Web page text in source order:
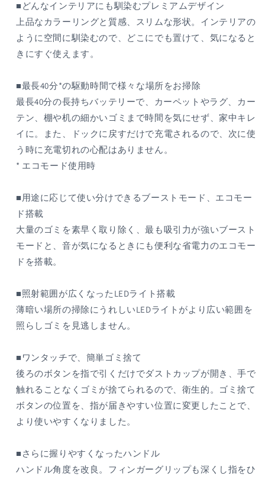
■どんなインテリアにも馴染むプレミアムデザイン
上品なカラーリングと質感、スリムな形状。インテリアの
ように空間に馴染むので、どこにでも置けて、気になると
きにすぐ使えます。
■最長40分*の駆動時間で様々な場所をお掃除
最長40分の長持ちバッテリーで、カーペットやラグ、カー
テン、棚や机の細かいゴミまで時間を気にせず、家中キレ
イに。また、ドックに戻すだけで充電されるので、次に使
う時に充電切れの心配はありません。
* エコモード使用時
■用途に応じて使い分けできるブーストモード、エコモー
ド搭載
大量のゴミを素早く取り除く、最も吸引力が強いブースト
モードと、音が気になるときにも便利な省電力のエコモー
ドを搭載。
■照射範囲が広くなったLEDライト搭載
薄暗い場所の掃除にうれしいLEDライトがより広い範囲を
照らしゴミを見逃しません。
■ワンタッチで、簡単ゴミ捨て
後ろのボタンを指で引くだけでダストカップが開き、手で
触れることなくゴミが捨てられるので、衛生的。ゴミ捨て
ボタンの位置を、指が届きやすい位置に変更したことで、
より使いやすくなりました。
■さらに握りやすくなったハンドル
ハンドル角度を改良。フィンガーグリップも深くし指をひ